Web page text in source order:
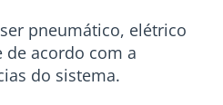
pneumático, elétrico
acordo com a
do sistema.